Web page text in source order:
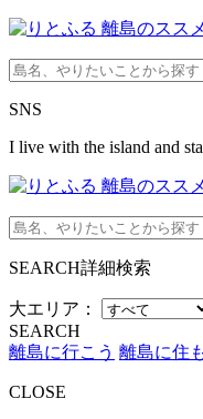
SNS
I live with the island and
SEARCH詳細検索
大エリア：
SEARCH
離島に行こう 離島に住
CLOSE